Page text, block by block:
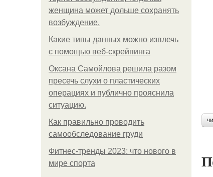
женщина может дольше сохранять
возбуждение.
Какие типы данных можно извлечь
с помощью веб-скрейпинга
Оксана Самойлова решила разом
пресечь слухи о пластических
операциях и публично прояснила
ситуацию.
Как правильно проводить
самообследование груди
Фитнес-тренды 2023: что нового в
мире спорта